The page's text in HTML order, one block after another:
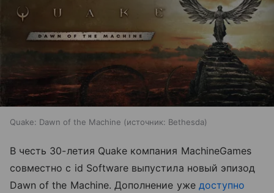
Quake: Dawn of the Machine источник: Bethesda
В честь 30-летия Quake компания MachineGames
совместно с id Software выпустила новый эпизод
Dawn of the Machine. Дополнение уже доступно